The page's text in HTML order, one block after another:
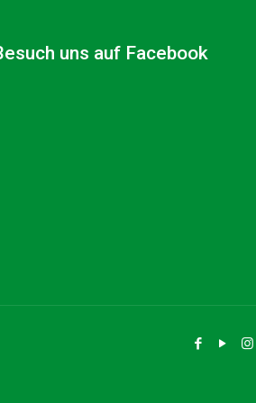
uns auf Facebook